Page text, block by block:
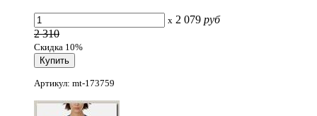
x 2 079 руб
2 310
Скидка 10%
Артикул: mt-173759